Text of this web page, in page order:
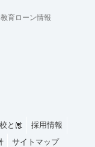
教育ローン情報
とは
採用情報
サイトマップ